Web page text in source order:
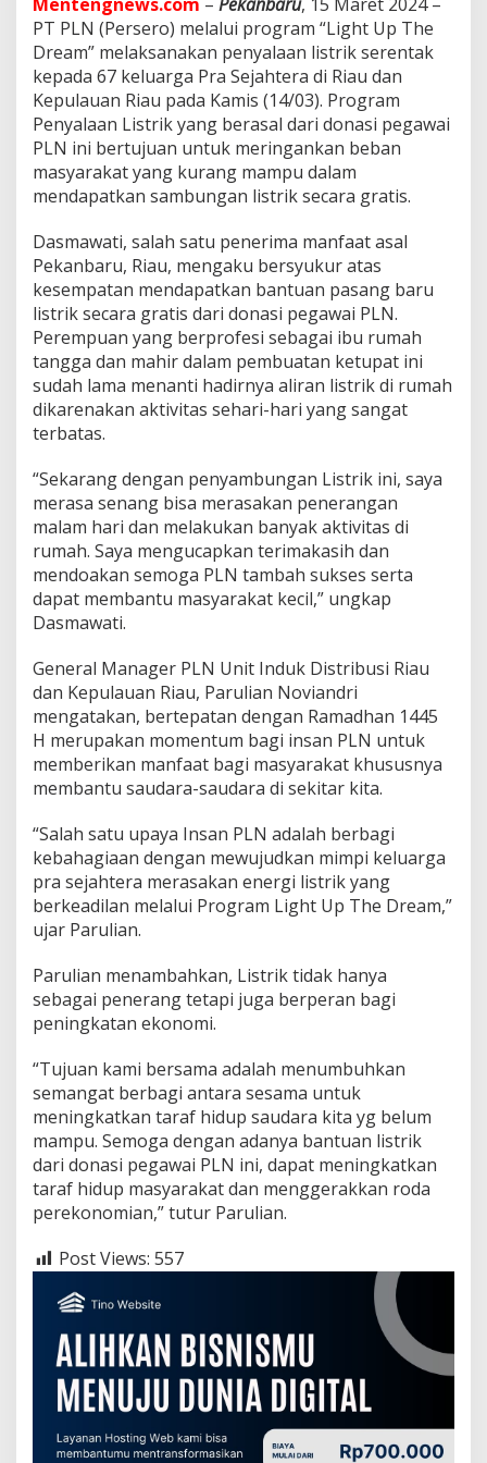
M
l
i
a
I
n
s
a
n
L
N
B
e
r
h
a
s
l
n
u
h
6
7
K
e
a
g
a
P
r
a
e
j
a
h
t
d
i
R
a
u
d
a
n
K
e
p
u
u
R
a
PT PLN (Persero) melalui program “Light Up The
Dream” melaksanakan penyalaan listrik serentak
kepada 67 keluarga Pra Sejahtera di Riau dan
Kepulauan Riau pada Kamis (14/03). Program
Penyalaan Listrik yang berasal dari donasi pegawai
PLN ini bertujuan untuk meringankan beban
masyarakat yang kurang mampu dalam
mendapatkan sambungan listrik secara gratis.
Dasmawati, salah satu penerima manfaat asal
Pekanbaru, Riau, mengaku bersyukur atas
kesempatan mendapatkan bantuan pasang baru
listrik secara gratis dari donasi pegawai PLN.
Perempuan yang berprofesi sebagai ibu rumah
tangga dan mahir dalam pembuatan ketupat ini
sudah lama menanti hadirnya aliran listrik di rumah
dikarenakan aktivitas sehari-hari yang sangat
terbatas.
“Sekarang dengan penyambungan Listrik ini, saya
merasa senang bisa merasakan penerangan
malam hari dan melakukan banyak aktivitas di
rumah. Saya mengucapkan terimakasih dan
mendoakan semoga PLN tambah sukses serta
dapat membantu masyarakat kecil,” ungkap
Dasmawati.
General Manager PLN Unit Induk Distribusi Riau
dan Kepulauan Riau, Parulian Noviandri
mengatakan, bertepatan dengan Ramadhan 1445
H merupakan momentum bagi insan PLN untuk
memberikan manfaat bagi masyarakat khususnya
membantu saudara-saudara di sekitar kita.
“Salah satu upaya Insan PLN adalah berbagi
kebahagiaan dengan mewujudkan mimpi keluarga
pra sejahtera merasakan energi listrik yang
berkeadilan melalui Program Light Up The Dream,”
ujar Parulian.
Parulian menambahkan, Listrik tidak hanya
sebagai penerang tetapi juga berperan bagi
peningkatan ekonomi.
“Tujuan kami bersama adalah menumbuhkan
semangat berbagi antara sesama untuk
meningkatkan taraf hidup saudara kita yg belum
mampu. Semoga dengan adanya bantuan listrik
dari donasi pegawai PLN ini, dapat meningkatkan
taraf hidup masyarakat dan menggerakkan roda
perekonomian,” tutur Parulian.
Post Views: 557